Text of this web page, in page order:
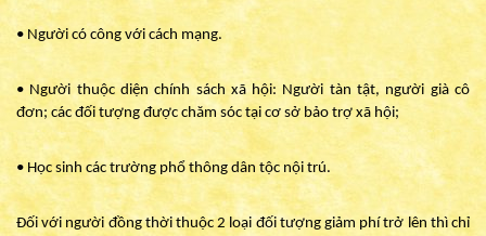
• Người có công với cách mạng.
• Người thuộc diện chính sách xã hội: Người tàn tật, người già cô
đơn; các đối tượng được chăm sóc tại cơ sở bảo trợ xã hội;
• Học sinh các trường phổ thông dân tộc nội trú.
Đối với người đồng thời thuộc 2 loại đối tượng giảm phí trở lên thì chỉ